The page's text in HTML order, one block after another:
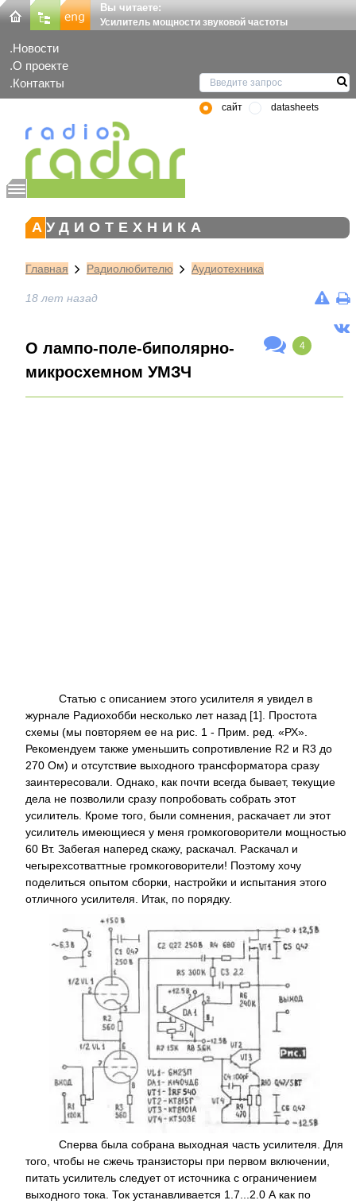
Вы читаете:
Усилитель мощности звуковой частоты
Новости
О проекте
Контакты
сайт datasheets
АУДИОТЕХНИКА
Главная Радиолюбителю Аудиотехника
18 лет назад
О лампо-поле-биполярно-
микросхемном УМЗЧ
4
Статью с описанием этого усилителя я увидел в
журнале Радиохобби несколько лет назад [1]. Простота
схемы (мы повторяем ее на рис. 1 - Прим. ред. «РХ».
Рекомендуем также уменьшить сопротивление R2 и R3 до
270 Ом) и отсутствие выходного трансформатора сразу
заинтересовали. Однако, как почти всегда бывает, текущие
дела не позволили сразу попробовать собрать этот
усилитель. Кроме того, были сомнения, раскачает ли этот
усилитель имеющиеся у меня громкоговорители мощностью
60 Вт. Забегая наперед скажу, раскачал. Раскачал и
чегырехсотваттные громкоговорители! Поэтому хочу
поделиться опытом сборки, настройки и испытания этого
отличного усилителя. Итак, по порядку.
Сперва была собрана выходная часть усилителя. Для
того, чтобы не сжечь транзисторы при первом включении,
питать усилитель следует от источника с ограничением
выходного тока. Ток устанавливается 1.7...2.0 А как по